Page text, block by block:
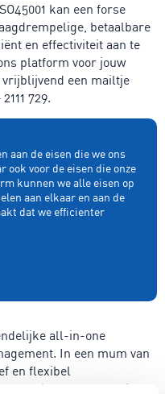
kan een forse
betaalbare
en effectiviteit aan te
platform voor jouw
een mailtje
729.
aan de eisen die we ons
ook voor de eisen die onze
kunnen we alle eisen op
aan elkaar en aan de
dat we efficienter
all-in-one
In een mum van
en flexibel
een krachtige